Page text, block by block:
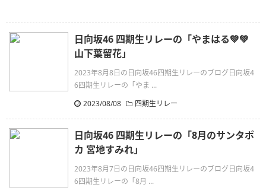
日向坂46 四期生リレーの「やまはる💚💚
山下葉留花」
2023年8月8日の日向坂46四期生リレーのブログ日向坂4
6四期生リレーの「やま ...
2023/08/08
四期生リレー
日向坂46 四期生リレーの「8月のサンタポ
カ 宮地すみれ」
2023年8月7日の日向坂46四期生リレーのブログ日向坂4
6四期生リレーの「8月 ...